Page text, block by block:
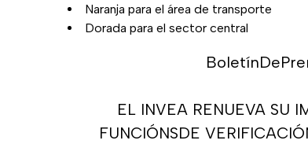
Naranja para el área de transporte
Dorada para el sector central
EL INVEA RENUEVA SU
FUNCIÓNSDE